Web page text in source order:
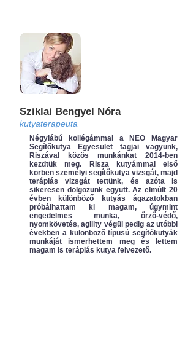
Sziklai Bengyel Nóra
kutyaterapeuta
Négylábú kollégámmal a NEO Magyar
Segítőkutya Egyesület tagjai vagyunk,
Riszával közös munkánkat 2014-ben
kezdtük meg. Risza kutyámmal első
körben személyi segítőkutya vizsgát, majd
terápiás vizsgát tettünk, és azóta is
sikeresen dolgozunk együtt. Az elmúlt 20
évben különböző kutyás ágazatokban
próbálhattam ki magam, úgymint
engedelmes munka, őrző-védő,
nyomkövetés, agility végül pedig az utóbbi
években a különböző típusú segítőkutyák
munkáját ismerhettem meg és lettem
magam is terápiás kutya felvezető.